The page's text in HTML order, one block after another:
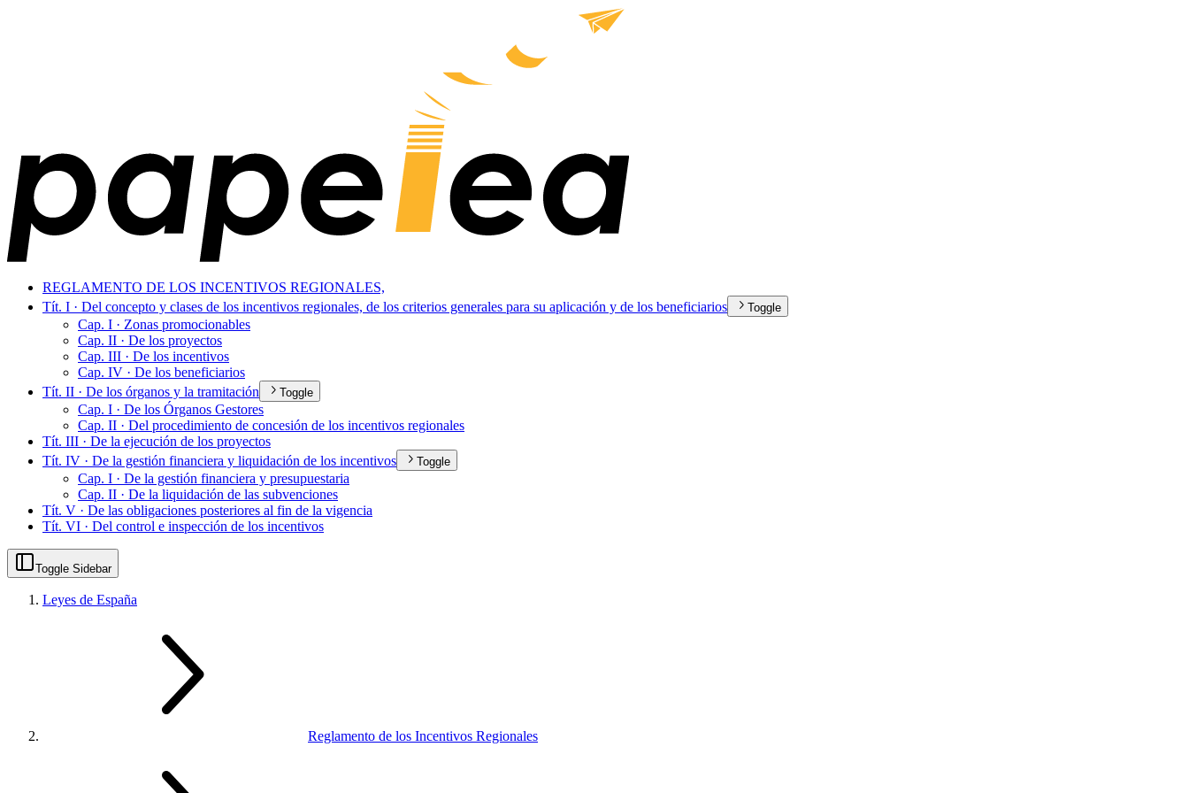
REGLAMENTO DE LOS INCENTIVOS REGIONALES,
Tít. I · Del concepto y clases de los incentivos regionales, de los criterios generales para su aplicación y de los beneficiarios
Toggle
Cap. I · Zonas promocionables
Cap. II · De los proyectos
Cap. III · De los incentivos
Cap. IV · De los beneficiarios
Tít. II · De los órganos y la tramitación
Toggle
Cap. I · De los Órganos Gestores
Cap. II · Del procedimiento de concesión de los incentivos regionales
Tít. III · De la ejecución de los proyectos
Tít. IV · De la gestión financiera y liquidación de los incentivos
Toggle
Cap. I · De la gestión financiera y presupuestaria
Cap. II · De la liquidación de las subvenciones
Tít. V · De las obligaciones posteriores al fin de la vigencia
Tít. VI · Del control e inspección de los incentivos
Toggle Sidebar
Leyes de España
Reglamento de los Incentivos Regionales